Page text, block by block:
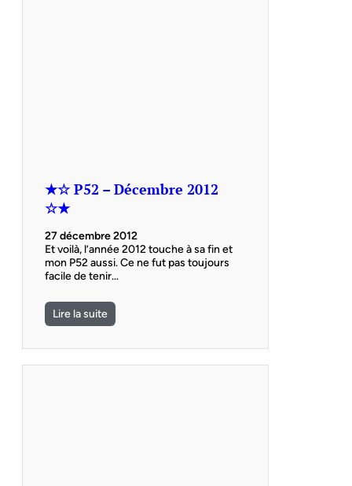
★☆ P52 – Décembre 2012
☆★
27 décembre 2012
Et voilà, l’année 2012 touche à sa fin et
mon P52 aussi. Ce ne fut pas toujours
facile de tenir…
Lire la suite